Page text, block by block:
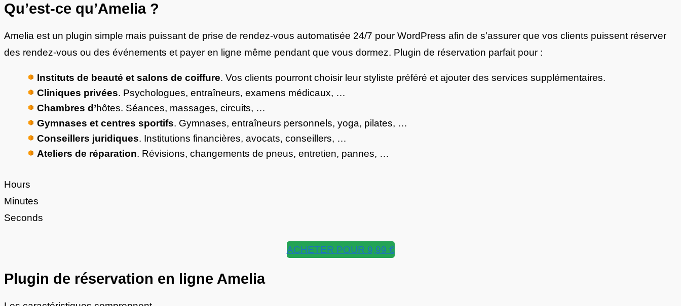
Qu’est-ce qu’Amelia ?
Amelia est un plugin simple mais puissant de prise de rendez-vous automatisée 24/7 pour WordPress afin de s’assurer que vos clients puissent réserver
des rendez-vous ou des événements et payer en ligne même pendant que vous dormez. Plugin de réservation parfait pour :
Instituts de beauté et salons de coiffure. Vos clients pourront choisir leur styliste préféré et ajouter des services supplémentaires.
Cliniques privées. Psychologues, entraîneurs, examens médicaux, …
Chambres d’hôtes. Séances, massages, circuits, …
Gymnases et centres sportifs. Gymnases, entraîneurs personnels, yoga, pilates, …
Conseillers juridiques. Institutions financières, avocats, conseillers, …
Ateliers de réparation. Révisions, changements de pneus, entretien, pannes, …
Hours
Minutes
Seconds
ACHETER POUR 9,99 €
Plugin de réservation en ligne Amelia